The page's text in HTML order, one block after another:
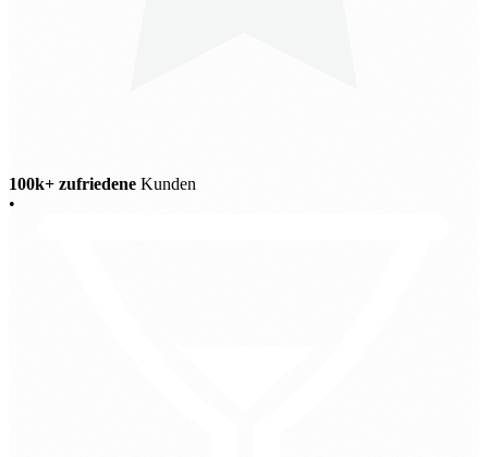
100k+ zufriedene Kunden
•